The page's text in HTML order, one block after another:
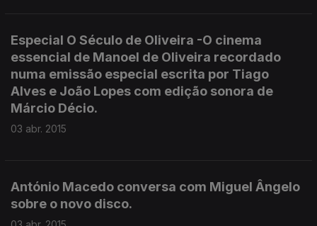
Especial O Século de Oliveira -O cinema
essencial de Manoel de Oliveira recordado
numa emissão especial escrita por Tiago
Alves e João Lopes com edição sonora de
Márcio Décio.
03 abr. 2015
António Macedo conversa com Miguel Ângelo
sobre o novo disco.